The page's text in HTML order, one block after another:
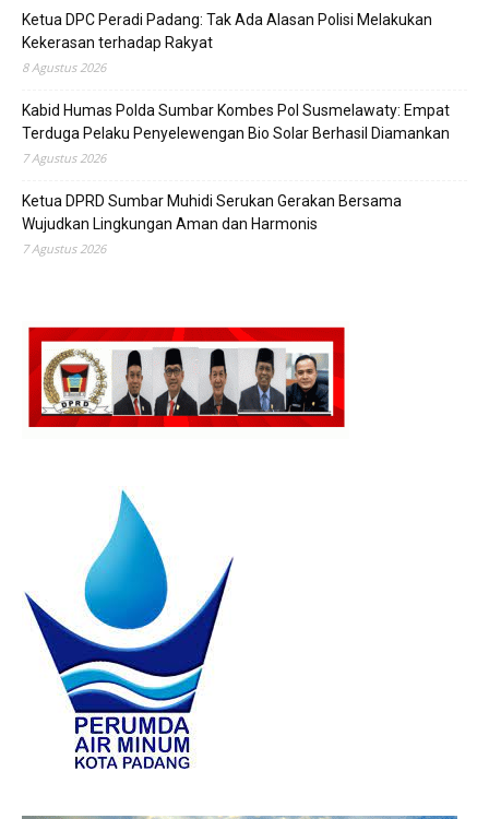
Ketua DPC Peradi Padang: Tak Ada Alasan Polisi Melakukan
Kekerasan terhadap Rakyat
8 Agustus 2026
Kabid Humas Polda Sumbar Kombes Pol Susmelawaty: Empat
Terduga Pelaku Penyelewengan Bio Solar Berhasil Diamankan
7 Agustus 2026
Ketua DPRD Sumbar Muhidi Serukan Gerakan Bersama
Wujudkan Lingkungan Aman dan Harmonis
7 Agustus 2026